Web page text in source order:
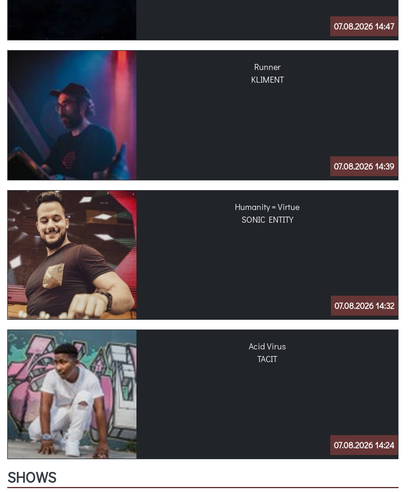
07.08.2026 14:47
Runner
KLIMENT
07.08.2026 14:39
Humanity = Virtue
SONIC ENTITY
07.08.2026 14:32
Acid Virus
TACIT
07.08.2026 14:24
SHOWS